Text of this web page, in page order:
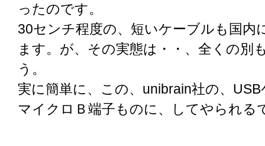
ったのです。
30センチ程度の、短いケーブルも国内
ます。が、その実態は・・、全くの別
う。
実に簡単に、この、unibrain社の、
マイクロＢ端子ものに、してやられる